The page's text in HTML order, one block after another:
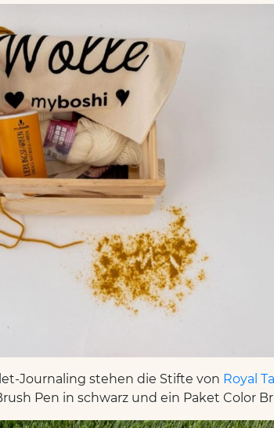
Journaling stehen die Stifte von Royal
Pen in schwarz und ein Paket Color